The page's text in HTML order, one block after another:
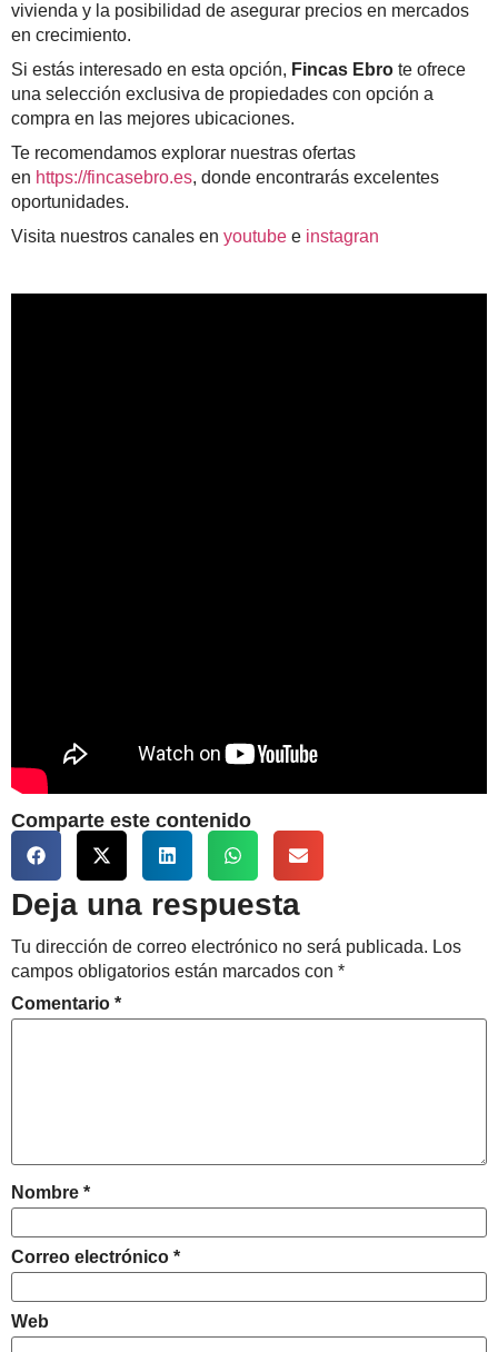
vivienda y la posibilidad de asegurar precios en mercados
en crecimiento.
Si estás interesado en esta opción, Fincas Ebro te ofrece
una selección exclusiva de propiedades con opción a
compra en las mejores ubicaciones.
Te recomendamos explorar nuestras ofertas
en https://fincasebro.es, donde encontrarás excelentes
oportunidades.
Visita nuestros canales en youtube e instagran
Comparte este contenido
Deja una respuesta
Tu dirección de correo electrónico no será publicada. Los
campos obligatorios están marcados con *
Comentario *
Nombre *
Correo electrónico *
Web